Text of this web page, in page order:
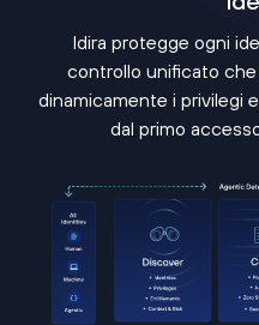
Idira protegge ogni
controllo unificato che
dinamicamente i privilegi
dal primo